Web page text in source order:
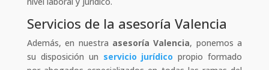
Servicios de la asesoría Valencia
Además, en nuestra asesoría Valencia, ponemos a
su disposición un servicio jurídico propio formado